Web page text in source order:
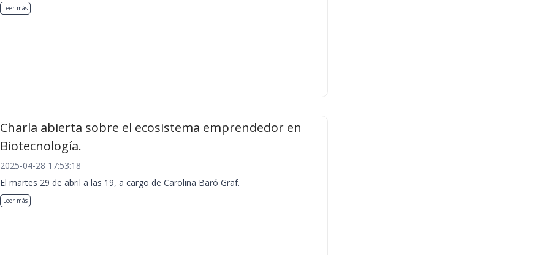
Leer más
Charla abierta sobre el ecosistema emprendedor en
Biotecnología.
2025-04-28 17:53:18
El martes 29 de abril a las 19, a cargo de Carolina Baró Graf.
Leer más